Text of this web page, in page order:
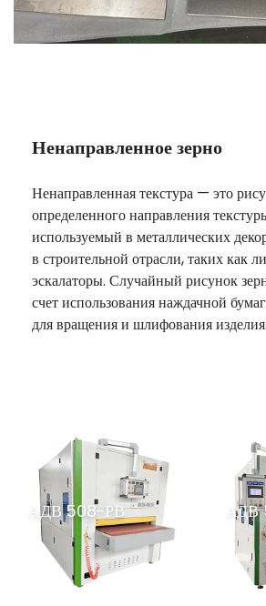
Ненаправленное зерно
Ненаправленная текстура — это
определенного направления
используемый в металлических
в строительной отрасли, таких как
эскалаторы. Случайный рисунок
счет использования наждачной
для вращения и шлифования изделия.
АДВ 508-РВ АДВ